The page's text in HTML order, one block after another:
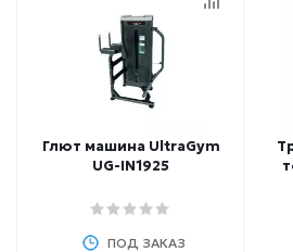
Глют машина UltraGym
UG-IN1925
ПОД ЗАКАЗ